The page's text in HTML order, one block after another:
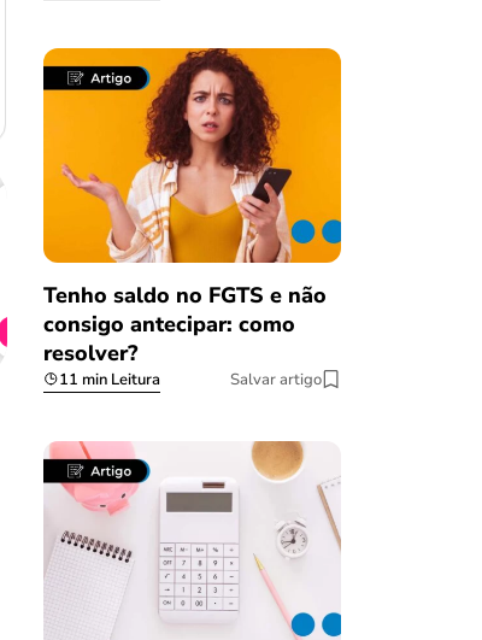
Tenho saldo no FGTS e não
consigo antecipar: como
resolver?
11 min Leitura Salvar artigo